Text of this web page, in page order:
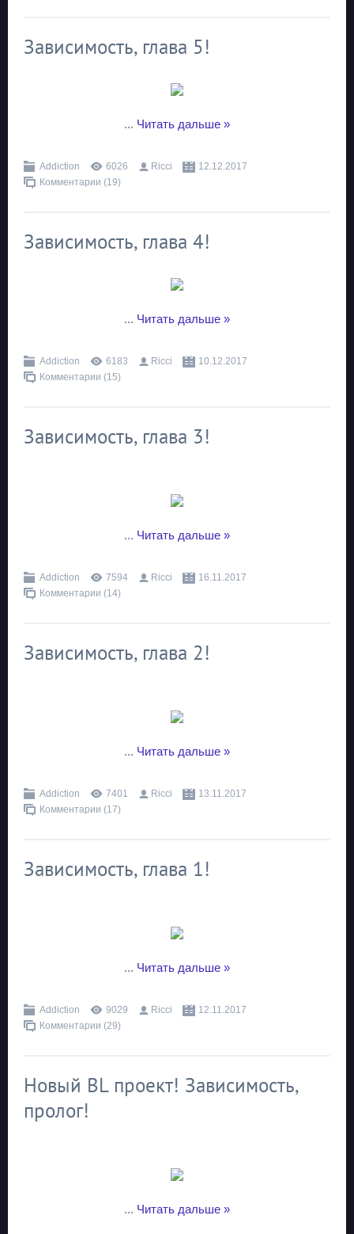
Зависимость, глава 5!
... Читать дальше »
Addiction 6026 Ricci
12.12.2017
Комментарии (19)
Зависимость, глава 4!
... Читать дальше »
Addiction 6183 Ricci
10.12.2017
Комментарии (15)
Зависимость, глава 3!
... Читать дальше »
Addiction 7594 Ricci
16.11.2017
Комментарии (14)
Зависимость, глава 2!
... Читать дальше »
Addiction 7401 Ricci
13.11.2017
Комментарии (17)
Зависимость, глава 1!
... Читать дальше »
Addiction 9029 Ricci
12.11.2017
Комментарии (29)
Новый BL проект! Зависимость,
пролог!
... Читать дальше »